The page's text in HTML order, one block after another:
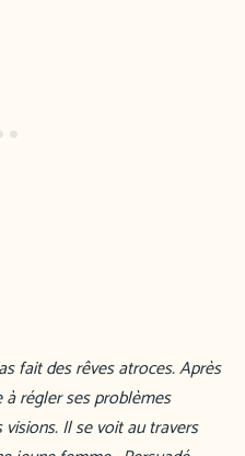
fait des rêves atroces. Après
à régler ses problèmes
visions. Il se voit au travers